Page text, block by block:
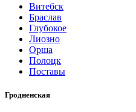
Витебск
Браслав
Глубокое
Лиозно
Орша
Полоцк
Поставы
Гродненская